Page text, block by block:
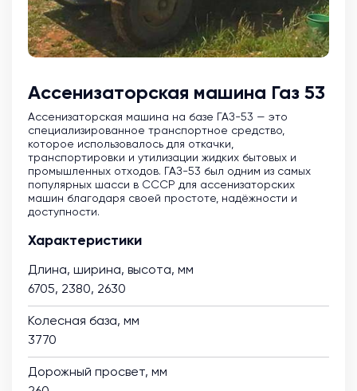
Ассенизаторская машина Газ 53
Ассенизаторская машина на базе ГАЗ-53 — это
специализированное транспортное средство,
которое использовалось для откачки,
транспортировки и утилизации жидких бытовых и
промышленных отходов. ГАЗ-53 был одним из самых
популярных шасси в СССР для ассенизаторских
машин благодаря своей простоте, надёжности и
доступности.
Характеристики
Длина, ширина, высота, мм
6705, 2380, 2630
Колесная база, мм
3770
Дорожный просвет, мм